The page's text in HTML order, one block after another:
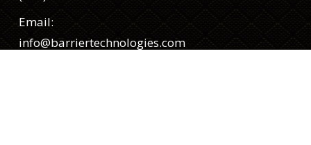
Email:
info@barriertechnologies.com